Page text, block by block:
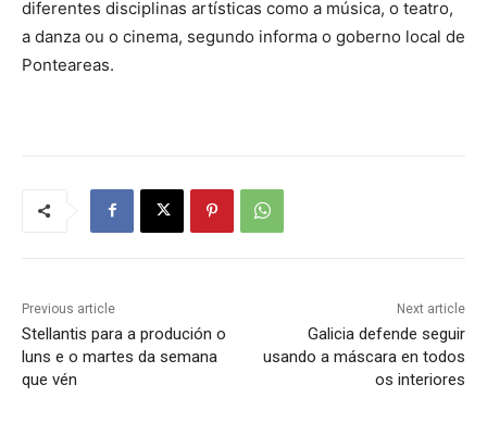
diferentes disciplinas artísticas como a música, o teatro,
a danza ou o cinema, segundo informa o goberno local de
Ponteareas.
Previous article
Stellantis para a produción o
luns e o martes da semana
que vén
Next article
Galicia defende seguir
usando a máscara en todos
os interiores